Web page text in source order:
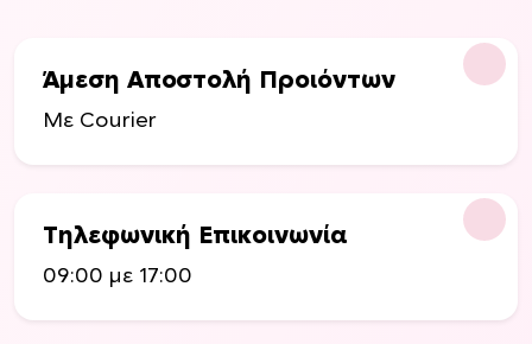
Άμεση Αποστολή Προιόντων
Με Courier
Τηλεφωνική Επικοινωνία
09:00 με 17:00